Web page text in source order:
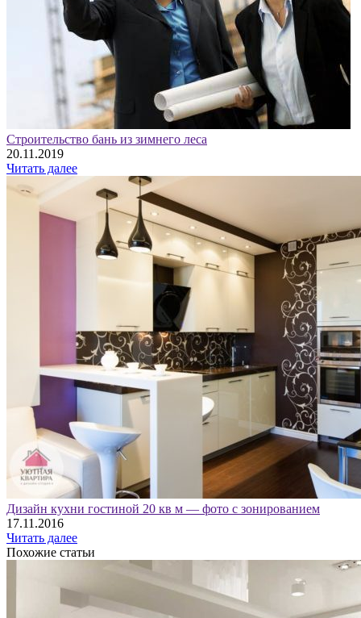
Строительство бань из зимнего леса
20.11.2019
Читать далее
Дизайн кухни гостиной 20 кв м — фото с зонированием
17.11.2016
Читать далее
Похожие статьи